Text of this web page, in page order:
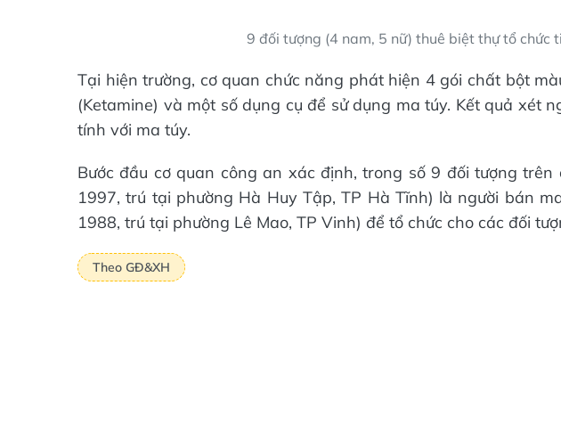
9 đối tượng (4 nam, 5 nữ) thuê biệt thự tổ chức
Tại hiện trường, cơ quan chức năng phát hiện 4 gói chất bột
(Ketamine) và một số dụng cụ để sử dụng ma túy. Kết quả xét
tính với ma túy.
Bước đầu cơ quan công an xác định, trong số 9 đối tượng trên
1997, trú tại phường Hà Huy Tập, TP Hà Tĩnh) là người bán
1988, trú tại phường Lê Mao, TP Vinh) để tổ chức cho các đối
Theo GĐ&XH